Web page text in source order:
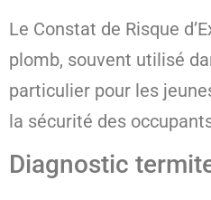
Le Constat de Risque
plomb, souvent utilisé
particulier pour les
la sécurité des
Diagnostic